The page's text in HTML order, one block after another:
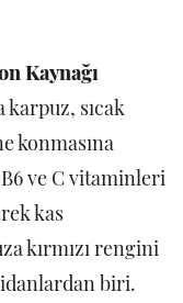
Kaynağı
karpuz, sıcak
konmasına
ve C vitaminleri
kas
kırmızı rengini
biri.